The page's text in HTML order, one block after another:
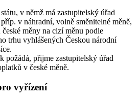
v němž má zastupitelský úřad
v náhradní, volně směnitelné měně,
měny na cizí měnu podle
trhu vyhlášených Českou národní
požádá, přijme zastupitelský úřad
v české měně.
vyřízení